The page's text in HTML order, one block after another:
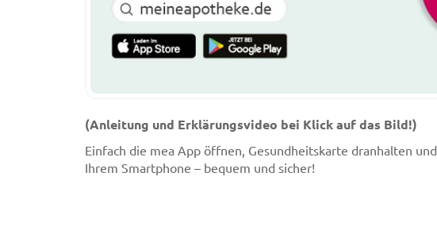
(Anleitung und Erklärungsvideo bei Klick auf das Bild!)
Einfach die mea App öffnen, Gesundheitskarte dranhalten
Ihrem Smartphone – bequem und sicher!